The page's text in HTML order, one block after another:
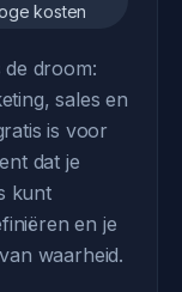
kosten
droom:
sales en
is voor
dat je
kunt
en je
waarheid.